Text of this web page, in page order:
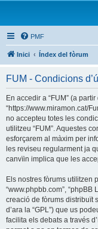
PMF
Inici Índex del fòrum
FUM - Condicions
En accedir a “FUM” (a partir
“https://www.miramon.cat/
no accepteu totes les
utilitzeu “FUM”. Aquestes
esforçarem al màxim per
les reviseu regularment ja
canvïin implica que les
Els nostres fòrums utilitzen
“www.phpbb.com”, “phpBB
creació de fòrums distribuït
d’ara la “GPL”) que us
facilita els debats a través